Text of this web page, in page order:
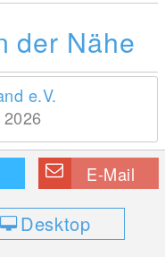
der Nähe
e.V.
E-Mail
Desktop